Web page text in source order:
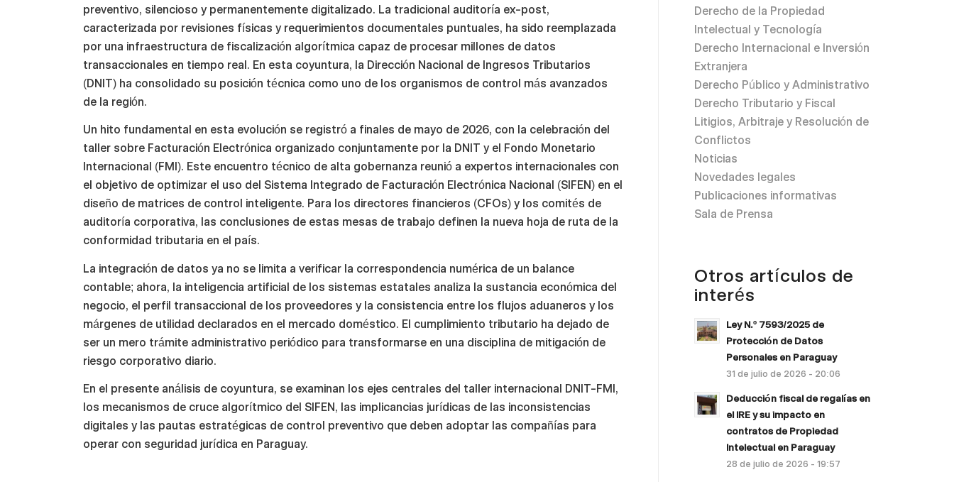
preventivo, silencioso y permanentemente digitalizado. La tradicional auditoría ex-post,
caracterizada por revisiones físicas y requerimientos documentales puntuales, ha sido reemplazada
por una infraestructura de fiscalización algorítmica capaz de procesar millones de datos
transaccionales en tiempo real. En esta coyuntura, la Dirección Nacional de Ingresos Tributarios
(DNIT) ha consolidado su posición técnica como uno de los organismos de control más avanzados
de la región.
Un hito fundamental en esta evolución se registró a finales de mayo de 2026, con la celebración del
taller sobre Facturación Electrónica organizado conjuntamente por la DNIT y el Fondo Monetario
Internacional (FMI). Este encuentro técnico de alta gobernanza reunió a expertos internacionales con
el objetivo de optimizar el uso del Sistema Integrado de Facturación Electrónica Nacional (SIFEN) en el
diseño de matrices de control inteligente. Para los directores financieros (CFOs) y los comités de
auditoría corporativa, las conclusiones de estas mesas de trabajo definen la nueva hoja de ruta de la
conformidad tributaria en el país.
La integración de datos ya no se limita a verificar la correspondencia numérica de un balance
contable; ahora, la inteligencia artificial de los sistemas estatales analiza la sustancia económica del
negocio, el perfil transaccional de los proveedores y la consistencia entre los flujos aduaneros y los
márgenes de utilidad declarados en el mercado doméstico. El cumplimiento tributario ha dejado de
ser un mero trámite administrativo periódico para transformarse en una disciplina de mitigación de
riesgo corporativo diario.
En el presente análisis de coyuntura, se examinan los ejes centrales del taller internacional DNIT-FMI,
los mecanismos de cruce algorítmico del SIFEN, las implicancias jurídicas de las inconsistencias
digitales y las pautas estratégicas de control preventivo que deben adoptar las compañías para
operar con seguridad jurídica en Paraguay.
Derecho de la Propiedad
Intelectual y Tecnología
Derecho Internacional e Inversión
Extranjera
Derecho Público y Administrativo
Derecho Tributario y Fiscal
Litigios, Arbitraje y Resolución de
Conflictos
Noticias
Novedades legales
Publicaciones informativas
Sala de Prensa
Otros artículos de
interés
Ley N.º 7593/2025 de
Protección de Datos
Personales en Paraguay
31 de julio de 2026 - 20:06
Deducción fiscal de regalías en
el IRE y su impacto en
contratos de Propiedad
Intelectual en Paraguay
28 de julio de 2026 - 19:57